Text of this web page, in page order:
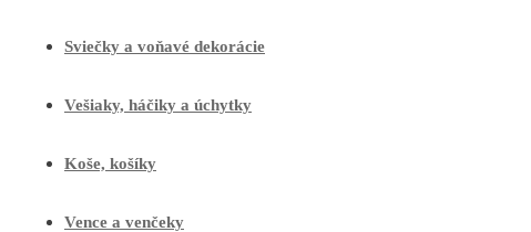
Sviečky a voňavé dekorácie
Vešiaky, háčiky a úchytky
Koše, košíky
Vence a venčeky